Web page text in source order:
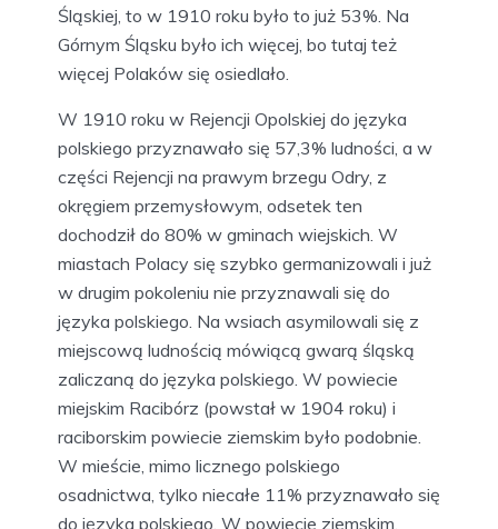
Śląskiej, to w 1910 roku było to już 53%. Na
Górnym Śląsku było ich więcej, bo tutaj też
więcej Polaków się osiedlało.
W 1910 roku w Rejencji Opolskiej do języka
polskiego przyznawało się 57,3% ludności, a w
części Rejencji na prawym brzegu Odry, z
okręgiem przemysłowym, odsetek ten
dochodził do 80% w gminach wiejskich. W
miastach Polacy się szybko germanizowali i już
w drugim pokoleniu nie przyznawali się do
języka polskiego. Na wsiach asymilowali się z
miejscową ludnością mówiącą gwarą śląską
zaliczaną do języka polskiego. W powiecie
miejskim Racibórz (powstał w 1904 roku) i
raciborskim powiecie ziemskim było podobnie.
W mieście, mimo licznego polskiego
osadnictwa, tylko niecałe 11% przyznawało się
do języka polskiego. W powiecie ziemskim,